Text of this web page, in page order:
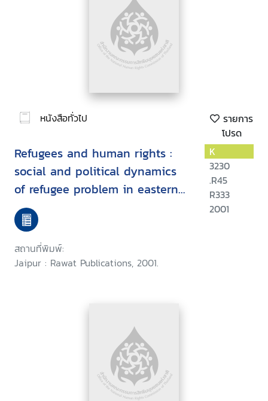
หนังสือทั่วไป
รายการ
โปรด
Refugees and human rights :
social and political dynamics
of refugee problem in eastern
and north-eastern India
สถานที่พิมพ์:
Jaipur : Rawat Publications, 2001.
K
3230
.R45
R333
2001